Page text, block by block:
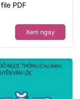
PDF
Xem ngay